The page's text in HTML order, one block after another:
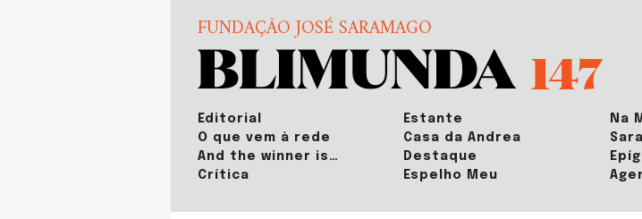
FUNDAÇÃO JOSÉ SARAMAGO
147
Editorial
O que vem à rede
And the winner is…
Crítica
Estante
Casa da Andrea
Destaque
Espelho Meu
Na